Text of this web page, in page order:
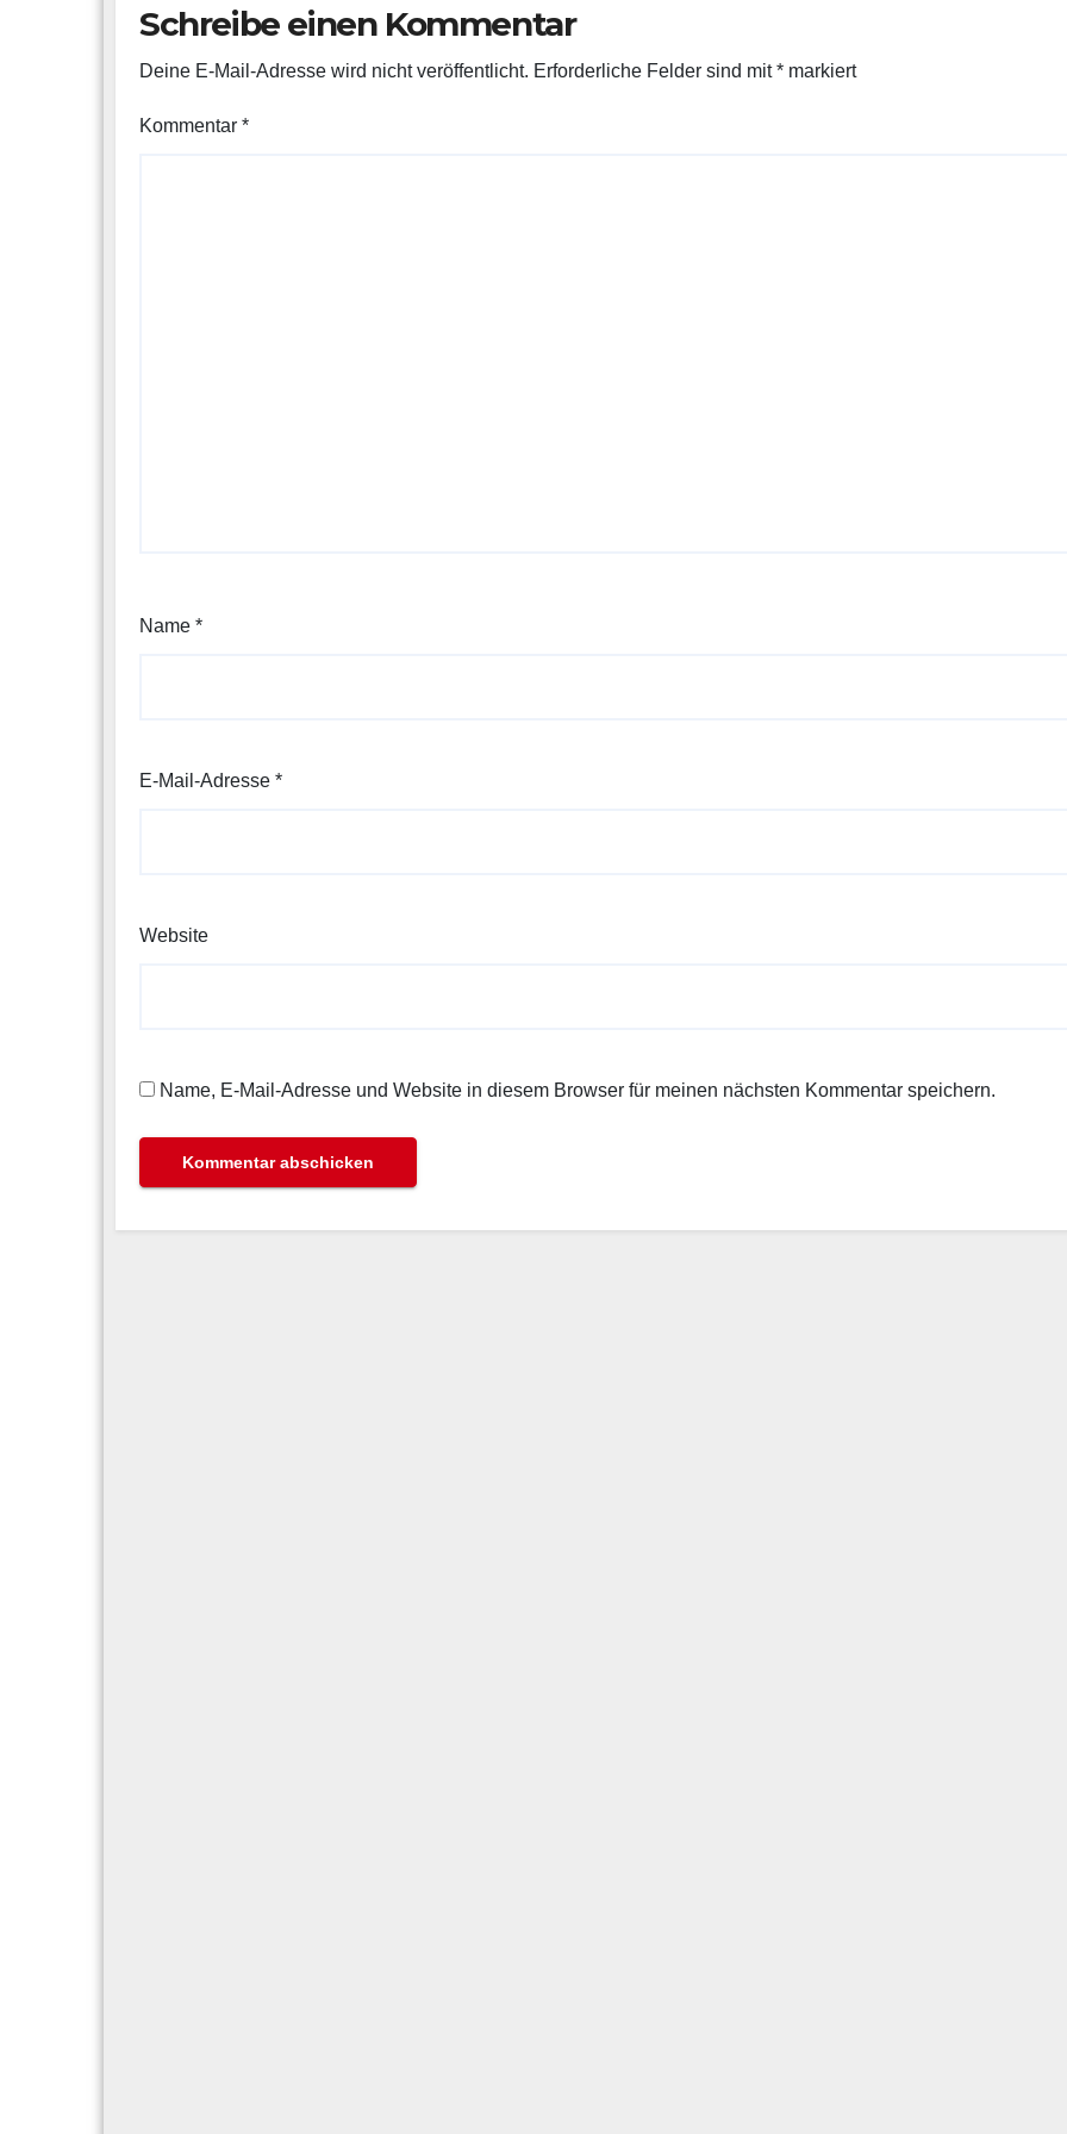
Schreibe einen Kommentar
Deine E-Mail-Adresse wird nicht veröffentlicht. Erforderliche Felder sind mit* markiert
Kommentar *
Name *
E-Mail-Adresse *
Website
Name, E-Mail-Adresse und Website in diesem Browser für meinen nächsten Kommentar speichern.